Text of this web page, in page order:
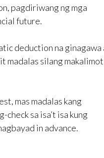
pagdiriwang ng mga
future.
deduction na ginagawa
madalas silang
mas madalas kang
check sa isa’t isa kung
in advance.